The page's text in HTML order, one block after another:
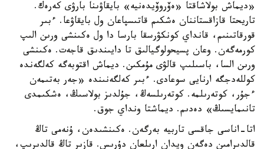
«ديماش بولاشاقتا «ەۆروۆيدەنيە» بايقاۋىنا بارۋى كەرەك.
تاريحتا قازاقستاننان ەشكىم قاتىسپاعان ول بايقاۋعا. ءبىر
قورقاتىنىم، قانداي كونكۋرسقا بارسا دا ول ەكىنشى ورىن الىپ
كورمەگەن. وعان پسيحولوگيالىق تا دايىندىق قاجەت. ەكىنشى
ورىن السا، باسىلىپ قالۋى مۇمكىن. ديماش اقتوبەگە كەلگەندە
كوللەدجگە ارنايى سوعادى. ءبىر كەلگەنىندە «جەر بەتىمەن
ءجۇر، كوتەرىلمە. كوتەرىلسەڭ، جۇلدىز بولاسىڭ، ەشكىمدى
تانىمايسىڭ» دەدىم. ديماشتا ونداي جوق.
اتا-اناسى جاقسى تاربيە بەرگەن. ەكىنشىدەن، ۇنەمى تاڭ
قالدىرامىن دەگەن ويدان ارىلعان دۇرىس. قازىر تاڭ قالدىرىپ،